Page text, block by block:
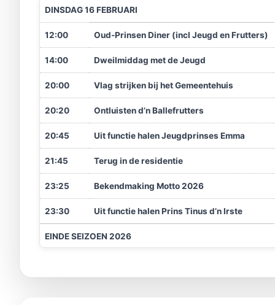
DINSDAG 16 FEBRUARI
12:00 Oud-Prinsen Diner (incl Jeugd en Frutters)
14:00 Dweilmiddag met de Jeugd
20:00 Vlag strijken bij het Gemeentehuis
20:20 Ontluisten d’n Ballefrutters
20:45 Uit functie halen Jeugdprinses Emma
21:45 Terug in de residentie
23:25 Bekendmaking Motto 2026
23:30 Uit functie halen Prins Tinus d’n Irste
EINDE SEIZOEN 2026